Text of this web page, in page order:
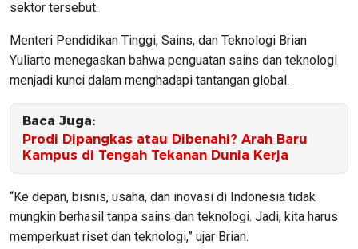
sektor tersebut.
Menteri Pendidikan Tinggi, Sains, dan Teknologi Brian
Yuliarto menegaskan bahwa penguatan sains dan teknologi
menjadi kunci dalam menghadapi tantangan global.
Baca Juga:
Prodi Dipangkas atau Dibenahi? Arah Baru
Kampus di Tengah Tekanan Dunia Kerja
“Ke depan, bisnis, usaha, dan inovasi di Indonesia tidak
mungkin berhasil tanpa sains dan teknologi. Jadi, kita harus
memperkuat riset dan teknologi,” ujar Brian.